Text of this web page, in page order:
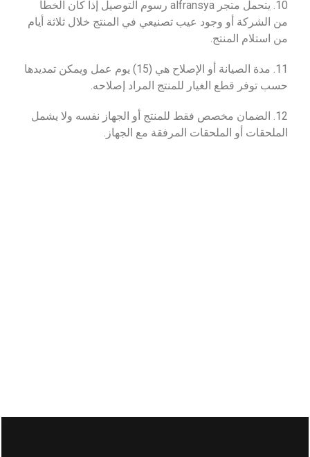
10. يتحمل متجر alfransya رسوم التوصيل إذا كان الخطأ
من الشركة أو وجود عيب تصنيعي في المنتج خلال ثلاثة أيام
من استلام المنتج.
11. مدة الصيانة أو الإصلاح هي (15) يوم عمل ويمكن تمديدها
حسب توفر قطع الغيار للمنتج المراد إصلاحه.
12. الضمان مخصص فقط للمنتج أو الجهاز نفسه ولا يشمل
الملحقات أو الملحقات المرفقة مع الجهاز.